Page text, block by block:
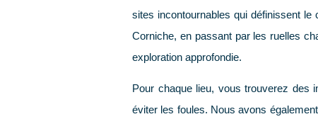
sites incontournables qui définissent
Corniche, en passant par les ruelles
exploration approfondie.
Pour chaque lieu, vous trouverez des
éviter les foules. Nous avons